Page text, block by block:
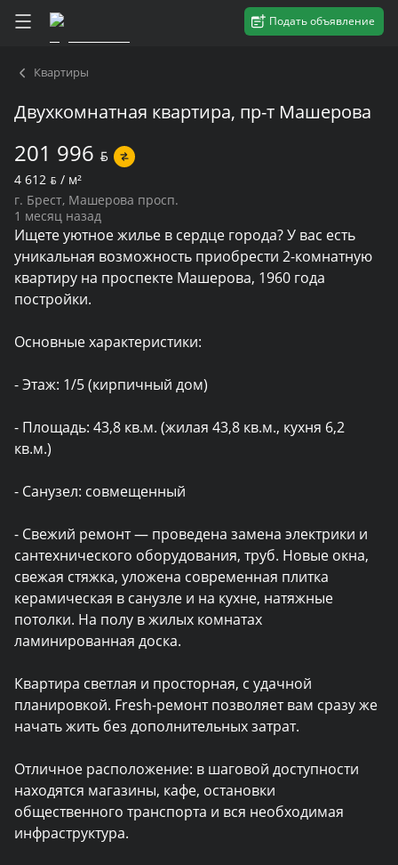
Подать объявление
Квартиры
Двухкомнатная квартира, пр-т Машерова
201 996 BYN
4 612 BYN / м²
г. Брест, Машерова просп.
1 месяц назад
Ищете уютное жилье в сердце города? У вас есть
уникальная возможность приобрести 2-комнатную
квартиру на проспекте Машерова, 1960 года
постройки.
Основные характеристики:
- Этаж: 1/5 (кирпичный дом)
- Площадь: 43,8 кв.м. (жилая 43,8 кв.м., кухня 6,2
кв.м.)
- Санузел: совмещенный
- Свежий ремонт — проведена замена электрики и
сантехнического оборудования, труб. Новые окна,
свежая стяжка, уложена современная плитка
керамическая в санузле и на кухне, натяжные
потолки. На полу в жилых комнатах
ламинированная доска.
Квартира светлая и просторная, с удачной
планировкой. Fresh-ремонт позволяет вам сразу же
начать жить без дополнительных затрат.
Отличное расположение: в шаговой доступности
находятся магазины, кафе, остановки
общественного транспорта и вся необходимая
инфраструктура.